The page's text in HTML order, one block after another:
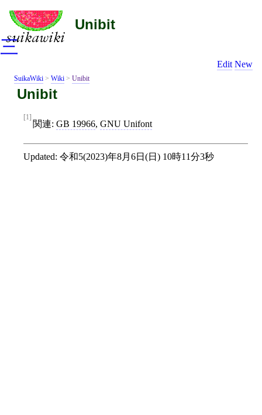
Unibit
Edit New
SuikaWiki > Wiki > Unibit
Unibit
[1]
関連: GB 19966, GNU Unifont
Updated: 令和5(2023)年8月6日(日) 10時11分3秒
三